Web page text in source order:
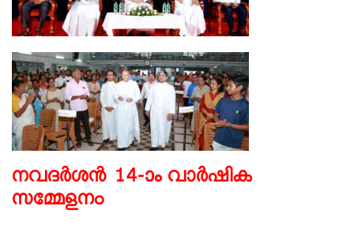
നവദർശൻ 14-ാം വാർഷിക
സമ്മേളനം